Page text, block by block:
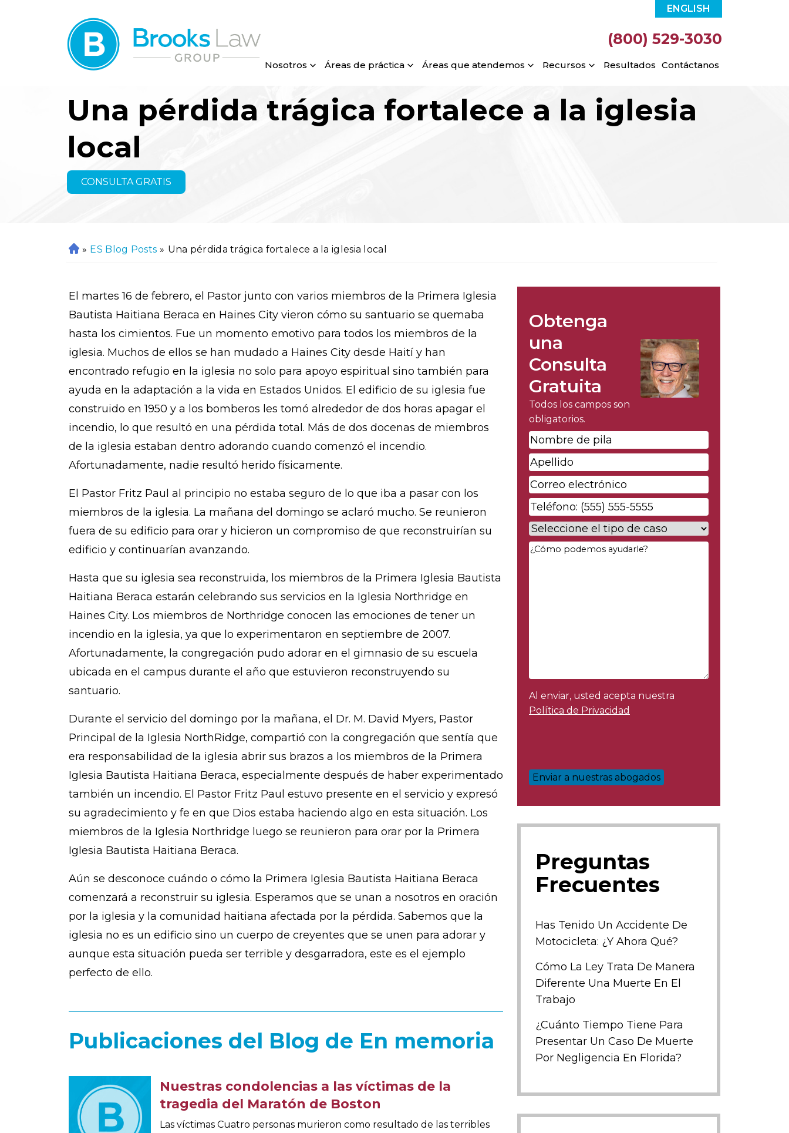
ENGLISH
(800) 529-3030
Nosotros Áreas de práctica Áreas que atendemos Recursos Resultados Contáctanos
Una pérdida trágica fortalece a la iglesia
local
CONSULTA GRATIS
In » ES Blog Posts » Una pérdida trágica fortalece a la iglesia local
El martes 16 de febrero, el Pastor junto con varios miembros de la Primera Iglesia
Bautista Haitiana Beraca en Haines City vieron cómo su santuario se quemaba
hasta los cimientos. Fue un momento emotivo para todos los miembros de la
iglesia. Muchos de ellos se han mudado a Haines City desde Haití y han
encontrado refugio en la iglesia no solo para apoyo espiritual sino también para
ayuda en la adaptación a la vida en Estados Unidos. El edificio de su iglesia fue
construido en 1950 y a los bomberos les tomó alrededor de dos horas apagar el
incendio, lo que resultó en una pérdida total. Más de dos docenas de miembros
de la iglesia estaban dentro adorando cuando comenzó el incendio.
Afortunadamente, nadie resultó herido físicamente.
El Pastor Fritz Paul al principio no estaba seguro de lo que iba a pasar con los
miembros de la iglesia. La mañana del domingo se aclaró mucho. Se reunieron
fuera de su edificio para orar y hicieron un compromiso de que reconstruirían su
edificio y continuarían avanzando.
Hasta que su iglesia sea reconstruida, los miembros de la Primera Iglesia Bautista
Haitiana Beraca estarán celebrando sus servicios en la Iglesia Northridge en
Haines City. Los miembros de Northridge conocen las emociones de tener un
incendio en la iglesia, ya que lo experimentaron en septiembre de 2007.
Afortunadamente, la congregación pudo adorar en el gimnasio de su escuela
ubicada en el campus durante el año que estuvieron reconstruyendo su
santuario.
Durante el servicio del domingo por la mañana, el Dr. M. David Myers, Pastor
Principal de la Iglesia NorthRidge, compartió con la congregación que sentía que
era responsabilidad de la iglesia abrir sus brazos a los miembros de la Primera
Iglesia Bautista Haitiana Beraca, especialmente después de haber experimentado
también un incendio. El Pastor Fritz Paul estuvo presente en el servicio y expresó
su agradecimiento y fe en que Dios estaba haciendo algo en esta situación. Los
miembros de la Iglesia Northridge luego se reunieron para orar por la Primera
Iglesia Bautista Haitiana Beraca.
Aún se desconoce cuándo o cómo la Primera Iglesia Bautista Haitiana Beraca
comenzará a reconstruir su iglesia. Esperamos que se unan a nosotros en oración
por la iglesia y la comunidad haitiana afectada por la pérdida. Sabemos que la
iglesia no es un edificio sino un cuerpo de creyentes que se unen para adorar y
aunque esta situación pueda ser terrible y desgarradora, este es el ejemplo
perfecto de ello.
Publicaciones del Blog de En memoria
Nuestras condolencias a las víctimas de la
tragedia del Maratón de Boston
Las víctimas Cuatro personas murieron como resultado de las terribles
Obtenga
una
Consulta
Gratuita
Todos los campos son
obligatorios.
Nombre
de
pila*
Apellido*
Correo
electrónico*
Phone*
Case
Type*
Your
Al enviar, usted acepta nuestra
Política de Privacidad
Preguntas
Frecuentes
Has Tenido Un Accidente De
Motocicleta: ¿y Ahora Qué?
Cómo La Ley Trata De Manera
Diferente Una Muerte En El
Trabajo
¿Cuánto Tiempo Tiene Para
Presentar Un Caso De Muerte
Por Negligencia En Florida?